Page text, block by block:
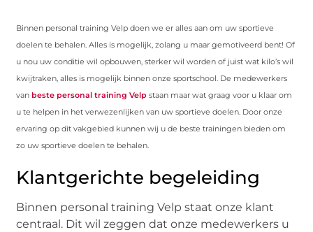
Binnen personal training Velp doen we er alles aan om uw sportieve
doelen te behalen. Alles is mogelijk, zolang u maar gemotiveerd bent! Of
u nou uw conditie wil opbouwen, sterker wil worden of juist wat kilo’s wil
kwijtraken, alles is mogelijk binnen onze sportschool. De medewerkers
van beste personal training Velp staan maar wat graag voor u klaar om
u te helpen in het verwezenlijken van uw sportieve doelen. Door onze
ervaring op dit vakgebied kunnen wij u de beste trainingen bieden om
zo uw sportieve doelen te behalen.
Klantgerichte begeleiding
Binnen personal training Velp staat onze klant
centraal. Dit wil zeggen dat onze medewerkers u